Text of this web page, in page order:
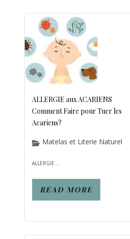
ALLERGIE aux ACARIENS
Comment Faire pour Tuer les
Acariens?
Matelas et Literie Naturel
ALLERGIE...
READ MORE